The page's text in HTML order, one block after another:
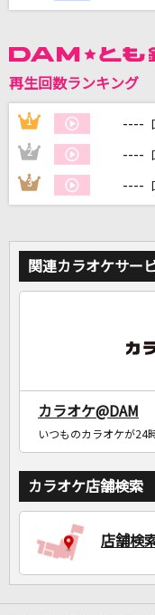
DAM
カ
再生回数ランキング
1 ----
2 ----
3 ----
関連カラオケサー
カラオケ@DAM
いつものカラオケが24
カラオケ店舗検索
店舗検